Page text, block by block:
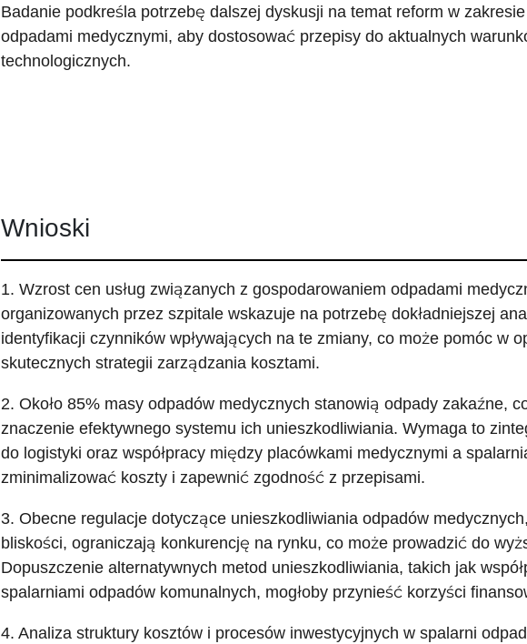
Badanie podkreśla potrzebę dalszej dyskusji na temat reform w
odpadami medycznymi, aby dostosować przepisy do aktualnych
technologicznych.
Wnioski
1. Wzrost cen usług związanych z gospodarowaniem odpadami
organizowanych przez szpitale wskazuje na potrzebę dokładniejszej
identyfikacji czynników wpływających na te zmiany, co może pomóc w
skutecznych strategii zarządzania kosztami.
2. Około 85% masy odpadów medycznych stanowią odpady zakaźne,
znaczenie efektywnego systemu ich unieszkodliwiania. Wymaga to
do logistyki oraz współpracy między placówkami medycznymi a
zminimalizować koszty i zapewnić zgodność z przepisami.
3. Obecne regulacje dotyczące unieszkodliwiania odpadów
bliskości, ograniczają konkurencję na rynku, co może prowadzić do
Dopuszczenie alternatywnych metod unieszkodliwiania, takich jak
spalarniami odpadów komunalnych, mogłoby przynieść korzyści
4. Analiza struktury kosztów i procesów inwestycyjnych w spalarni